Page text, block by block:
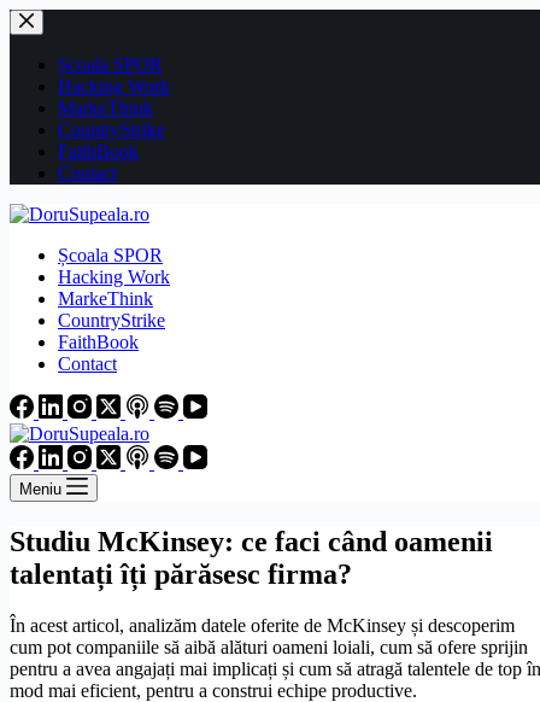
Sari
la
conținutȘcoala SPOR
Hacking Work
MarkeThink
CountryStrike
FaithBook
Contact
Școala SPOR
Hacking Work
MarkeThink
CountryStrike
FaithBook
Contact
Meniu
Studiu McKinsey: ce faci când oamenii
talentați îți părăsesc firma?
În acest articol, analizăm datele oferite de McKinsey și descoperim
cum pot companiile să aibă alături oameni loiali, cum să ofere sprijin
pentru a avea angajați mai implicați și cum să atragă talentele de top în
mod mai eficient, pentru a construi echipe productive.